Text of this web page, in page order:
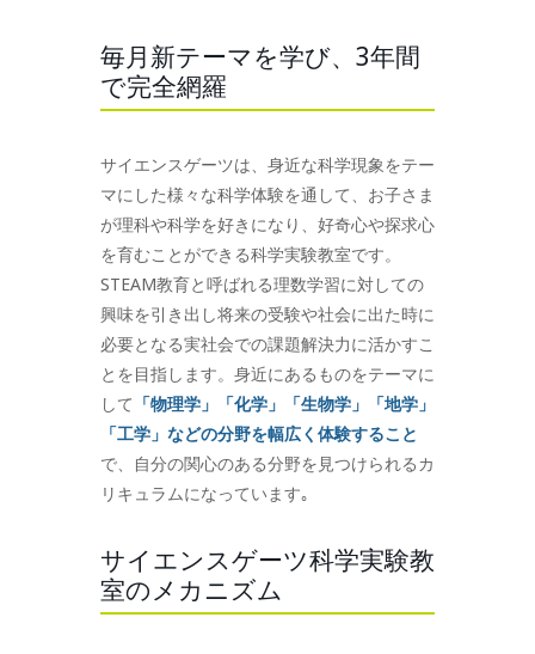
毎月新テーマを学び、3年間
で完全網羅
サイエンスゲーツは、身近な科学現象をテー
マにした様々な科学体験を通して、お子さま
が理科や科学を好きになり、好奇心や探求心
を育むことができる科学実験教室です。
STEAM教育と呼ばれる理数学習に対しての
興味を引き出し将来の受験や社会に出た時に
必要となる実社会での課題解決力に活かすこ
とを目指します。身近にあるものをテーマに
して 「物理学」「化学」「生物学」「地学」
「工学」などの分野を幅広く体験すること
で、自分の関心のある分野を見つけられるカ
リキュラムになっています｡
サイエンスゲーツ科学実験教
室のメカニズム